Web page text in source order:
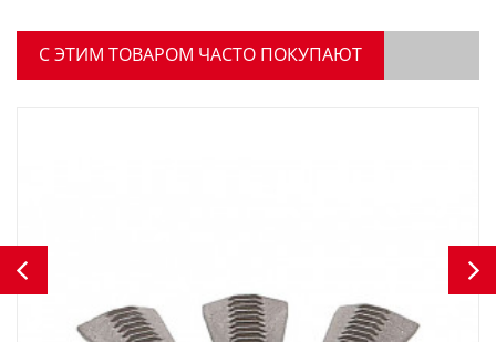
C ЭТИМ ТОВАРОМ ЧАСТО ПОКУПАЮТ